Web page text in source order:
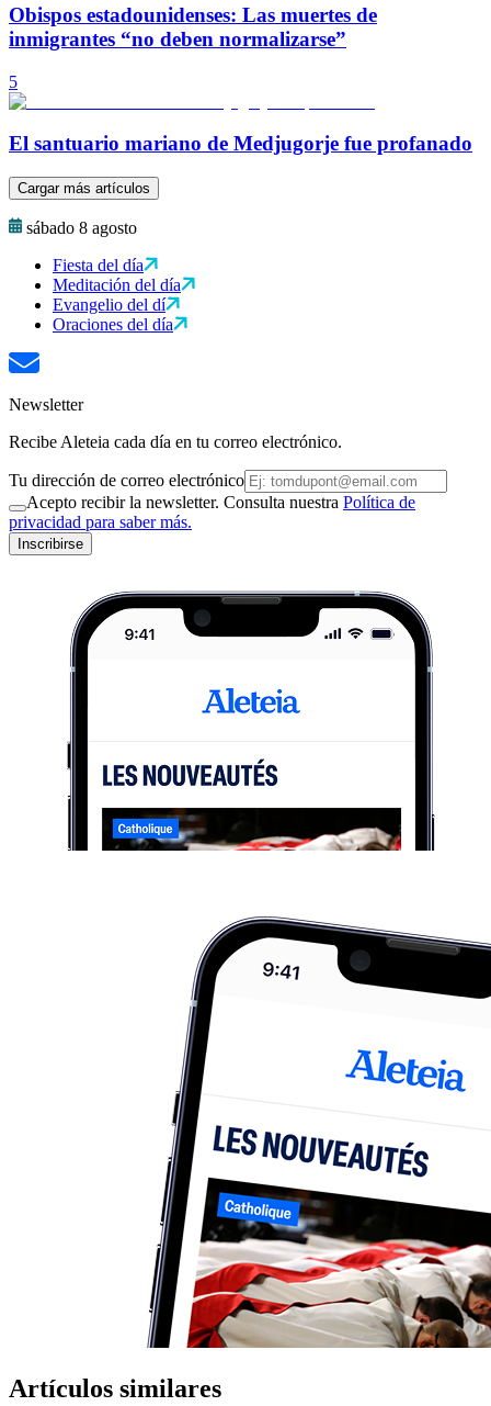
Obispos estadounidenses: Las muertes de
inmigrantes “no deben normalizarse”
5
El santuario mariano de Medjugorje fue profanado
Cargar más artículos
sábado 8 agosto
Fiesta del día
Meditación del día
Evangelio del dí
Oraciones del día
Newsletter
Recibe Aleteia cada día en tu correo electrónico.
Tu dirección de correo electrónico
Acepto recibir la newsletter. Consulta nuestra Política de
privacidad para saber más.
Inscribirse
Artículos similares